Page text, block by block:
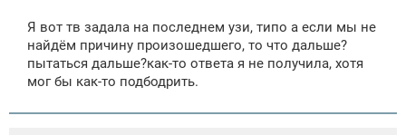
Я вот тв задала на последнем узи, типо а если мы не
найдём причину произошедшего, то что дальше?
пытаться дальше?как-то ответа я не получила, хотя
мог бы как-то подбодрить.